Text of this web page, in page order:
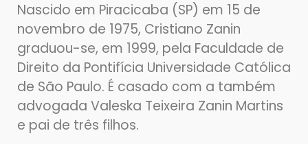
Nascido em Piracicaba (SP) em 15 de
novembro de 1975, Cristiano Zanin
graduou-se, em 1999, pela Faculdade de
Direito da Pontifícia Universidade Católica
de São Paulo. É casado com a também
advogada Valeska Teixeira Zanin Martins
e pai de três filhos.